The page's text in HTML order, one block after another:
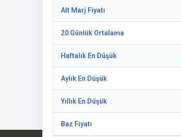
Alt Marj Fiyatı
20 Günlük Ortalama
Haftalık En Düşük
Aylık En Düşük
Yıllık En Düşük
Baz Fiyatı